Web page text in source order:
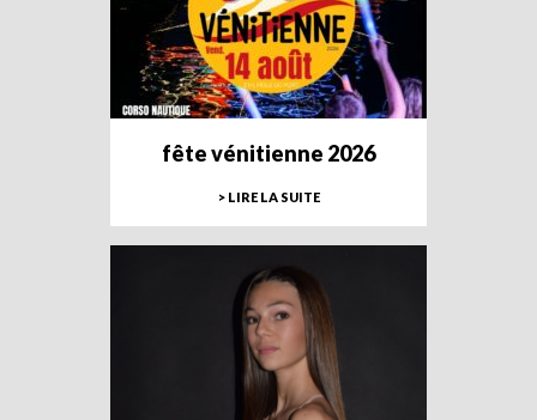
fête vénitienne 2026
> LIRE LA SUITE